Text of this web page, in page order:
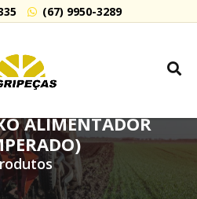
(67) 9950-3289
ALIMENTADOR